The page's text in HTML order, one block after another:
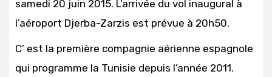
samedi 20 juin 2015. L’arrivée du vol inaugural à
l’aéroport Djerba-Zarzis est prévue à 20h50.
C’ est la première compagnie aérienne espagnole
qui programme la Tunisie depuis l’année 2011.